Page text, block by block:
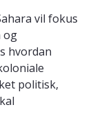
vil fokus
og
hvordan
politisk,